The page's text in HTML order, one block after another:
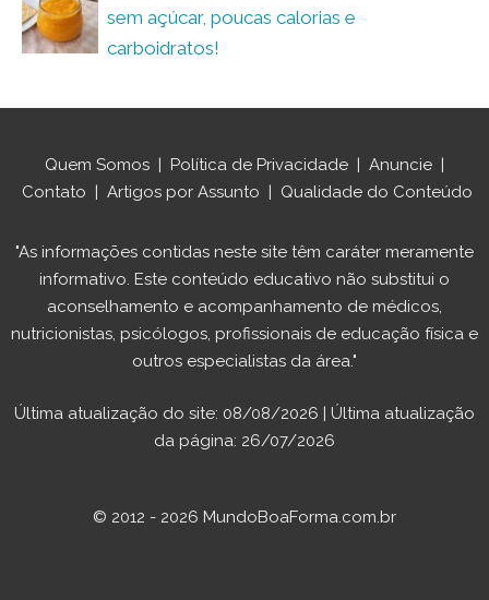
sem açúcar, poucas calorias e
carboidratos!
Quem Somos Política de Privacidade Anuncie
Contato
Artigos por Assunto Qualidade do Conteúdo
"As informações contidas neste site têm caráter meramente
informativo. Este conteúdo educativo não substitui o
aconselhamento e acompanhamento de médicos,
nutricionistas, psicólogos, profissionais de educação física e
outros especialistas da área."
Última atualização do site: 08/08/2026 | Última atualização
da página: 26/07/2026
© 2012 - 2026 MundoBoaForma.com.br